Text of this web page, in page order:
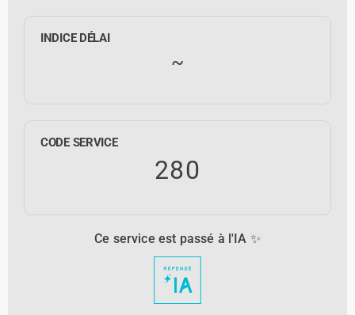
INDICE DÉLAI
~
CODE SERVICE
280
Ce service est passé à l'IA ✨